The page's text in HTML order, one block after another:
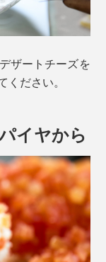
ザートチーズを
ださい。
イヤから